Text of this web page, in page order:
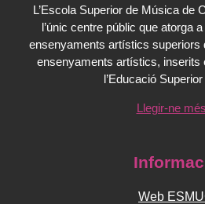
L’Escola Superior de Música de
l’únic centre públic que atorga
ensenyaments artístics superiors
ensenyaments artístics, inserits
l’Educació
Llegir-ne
Web